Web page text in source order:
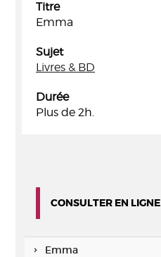
Titre
Emma
Sujet
Livres & BD
Durée
Plus de 2h.
CONSULTER EN LIGNE
Emma